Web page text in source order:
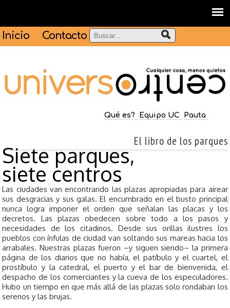
Inicio Contacto
Qué es? Equipo UC Pauta
El libro de los parques
Siete parques,
siete centros
Las ciudades van encontrando las plazas apropiadas para airear
sus desgracias y sus galas. El encumbrado en el busto principal
nunca logra imponer el orden que señalan las placas y los
decretos. Las plazas obedecen sobre todo a los pasos y
necesidades de los citadinos. Desde sus orillas ilustres los
pueblos con ínfulas de ciudad van soltando sus mareas hacia los
arrabales. Nuestras plazas fueron –y siguen siendo– la primera
página de los diarios que no había, el patíbulo y el cuartel, el
prostíbulo y la catedral, el puerto y el bar de bienvenida, el
despacho de los comerciantes y la cueva de los especuladores.
Hubo un tiempo en que más allá de las plazas solo rondaban los
serenos y las brujas.